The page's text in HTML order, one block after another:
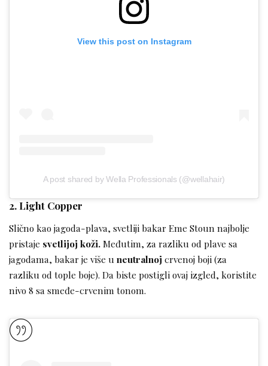
View this post on Instagram
A post shared by Wella Professionals (@wellahair)
2. Light Copper
Slično kao jagoda-plava, svetliji bakar Eme Stoun najbolje
pristaje svetlijoj koži.Međutim, za razliku od plave sa
jagodama, bakar je više u neutralnoj crvenoj boji (za
razliku od tople boje). Da biste postigli ovaj izgled, koristite
nivo 8 sa smeđe-crvenim tonom.